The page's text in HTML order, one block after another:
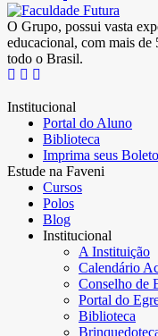
O Grupo, possui vasta
educacional, com mais de
todo o Brasil.
Institucional
Portal do Aluno
Biblioteca
Imprima seus
Estude na Faveni
Cursos
Polos
Blog
Institucional
A Instituição
Calendário
Conselho de
Portal do
Biblioteca